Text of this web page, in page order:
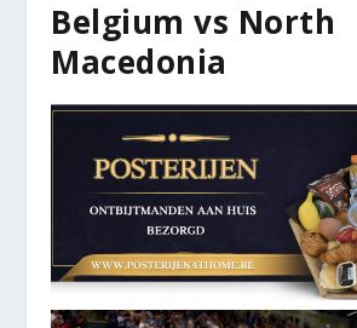
Belgium vs North
Macedonia